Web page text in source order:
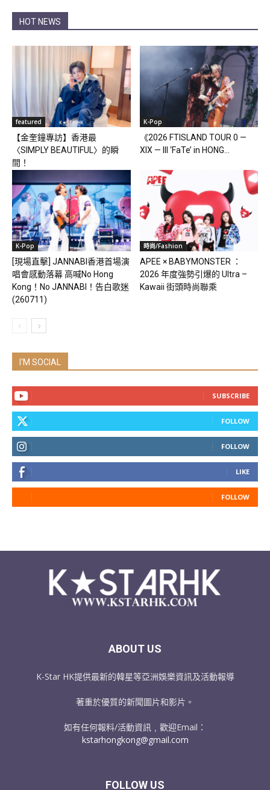
HOT NEWS
featured
【金奎鐘專訪】香港最
〈SIMPLY BEAUTIFUL〉的瞬
間！
K-Pop
《2026 FTISLAND TOUR 0 —
XIX — III ‘FaTe’ in HONG...
K-Pop
[現場直擊] JANNABI香港首場演
唱會感動落幕 高喊No Hong
Kong！No JANNABI！告白歌迷
(260711)
時尚/Fashion
APEE × BABYMONSTER ：
2026 年度強勢引爆的 Ultra –
Kawaii 街頭時尚聯乘
I'M SOCIAL
SUBSCRIBE
FOLLOW
FOLLOW
LIKE
FOLLOW
ABOUT US
K-Star HK提供最新的韓星等亞洲娛樂資訊及活動報導
著重於優質的新聞圖片和影片。
如有任何報料/活動資訊﹐歡迎Email：
kstarhongkong@gmail.com
FOLLOW US